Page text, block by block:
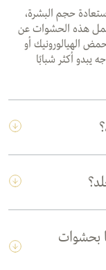
حجم البشرة،
هذه الحشوات عن
الهيالورونيك أو
يبدو أكثر شبابًا
بحشوات